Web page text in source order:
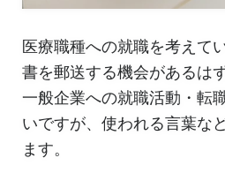
医療職種への就職を考えて
書を郵送する機会があるは
一般企業への就職活動・転
いですが、使われる言葉な
ます。